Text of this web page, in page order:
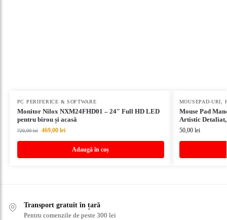
PC PERIFERICE & SOFTWARE
Monitor Nilox NXM24FHD01 – 24″ Full HD LED
pentru birou și acasă
720,00lei 469,00 lei
Adaugă în coș
MOUSEPAD-URI
Mouse Pad
Artistic
50,00 lei
Transport gratuit în țară
Pentru comenzile de peste 300 lei